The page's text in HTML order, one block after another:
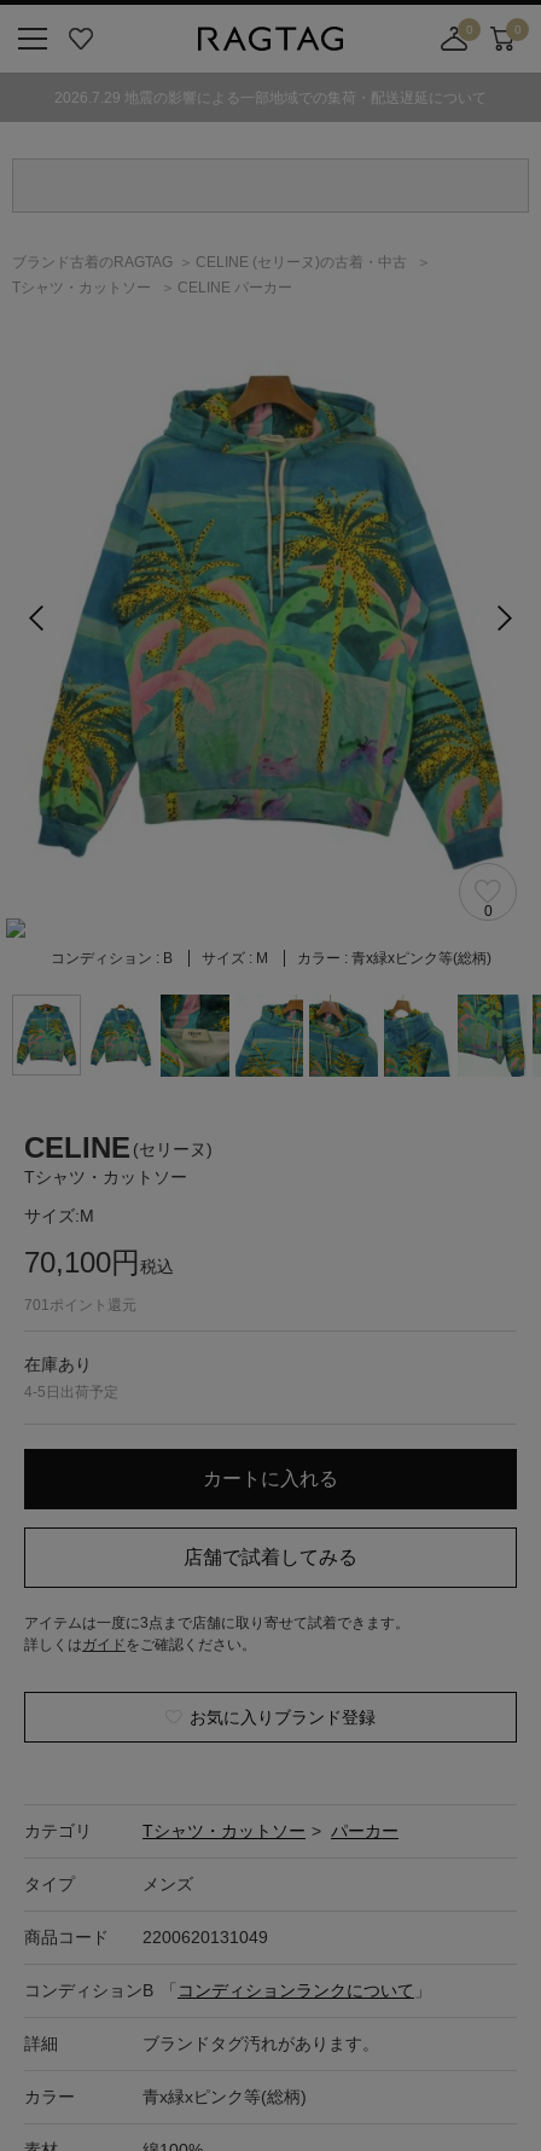
気
0
舗
カ
0
2026.7.29 地震の影響による一部地域での集荷・配送遅延について
ブランド古着のRAGTAG CELINE (セリーヌ)の古着・中古
Tシャツ・カットソー
CELINE パーカー
0
コンディション : B サイズ : M カラー : 青x緑xピンク等(総柄)
CELINE (セリーヌ)
Tシャツ・カットソー
サイズ:M
70,100円税込
701 ポイント還元
在庫あり
4-5日出荷予定
アイテムは一度に3点まで店舗に取り寄せて試着できます。
詳しくはガイド をご確認ください。
お気に入りブランド登録
カテゴリ Tシャツ・カットソー > パーカー
タイプ メンズ
商品コード 2200620131049
コンディションB 「 コンディションランクについて 」
詳細 ブランドタグ汚れがあります。
カラー 青x緑xピンク等(総柄)